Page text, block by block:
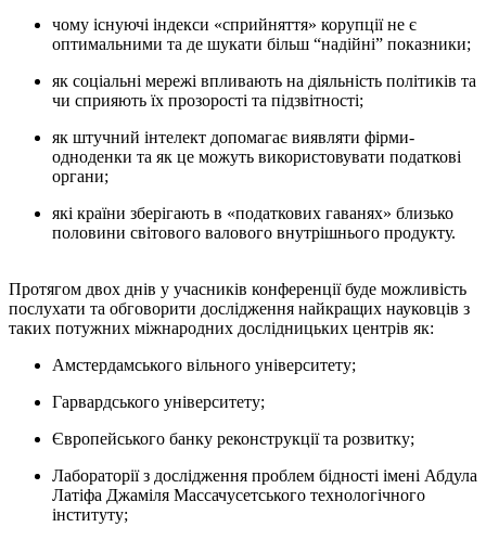
чому існуючі індекси «сприйняття» корупції не є
оптимальними та де шукати більш “надійні” показники;
як соціальні мережі впливають на діяльність політиків та
чи сприяють їх прозорості та підзвітності;
як штучний інтелект допомагає виявляти фірми-
одноденки та як це можуть використовувати податкові
органи;
які країни зберігають в «податкових гаванях» близько
половини світового валового внутрішнього продукту.
Протягом двох днів у учасників конференції буде можливість
послухати та обговорити дослідження найкращих науковців з
таких потужних міжнародних дослідницьких центрів як:
Амстердамського вільного університету;
Гарвардського університету;
Європейського банку реконструкції та розвитку;
Лабораторії з дослідження проблем бідності імені Абдула
Латіфа Джаміля Массачусетського технологічного
інституту;